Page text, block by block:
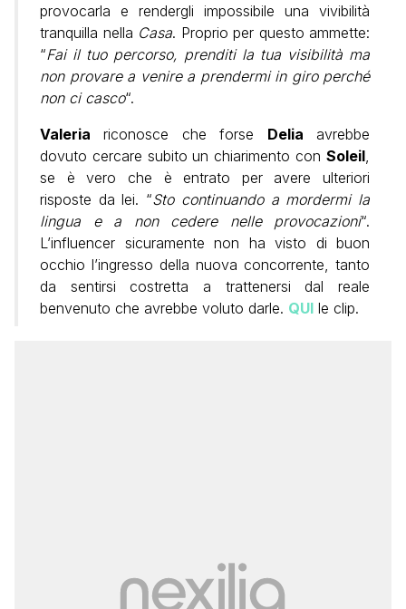
provocarla e rendergli impossibile una vivibilità
tranquilla nella Casa. Proprio per questo ammette:
“Fai il tuo percorso, prenditi la tua visibilità ma
non provare a venire a prendermi in giro perché
non ci casco“.
Valeria riconosce che forse Delia avrebbe
dovuto cercare subito un chiarimento con Soleil,
se è vero che è entrato per avere ulteriori
risposte da lei. “Sto continuando a mordermi la
lingua e a non cedere nelle provocazioni“.
L’influencer sicuramente non ha visto di buon
occhio l’ingresso della nuova concorrente, tanto
da sentirsi costretta a trattenersi dal reale
benvenuto che avrebbe voluto darle. QUI le clip.